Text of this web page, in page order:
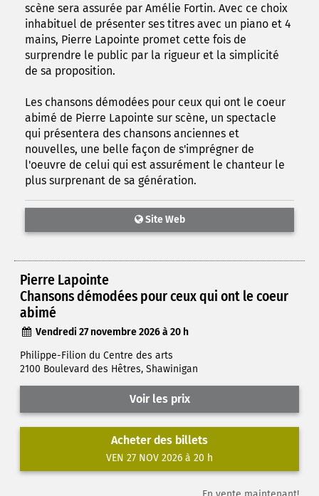
scène sera assurée par Amélie Fortin. Avec ce choix
inhabituel de présenter ses titres avec un piano et 4
mains, Pierre Lapointe promet cette fois de
surprendre le public par la rigueur et la simplicité
de sa proposition.
Les chansons démodées pour ceux qui ont le coeur
abimé de Pierre Lapointe sur scène, un spectacle
qui présentera des chansons anciennes et
nouvelles, une belle façon de s'imprégner de
l'oeuvre de celui qui est assurément le chanteur le
plus surprenant de sa génération.
Site Web
Pierre Lapointe
Chansons démodées pour ceux qui ont le coeur
abimé
Vendredi 27 novembre 2026 à 20 h
Philippe-Filion du Centre des arts
2100 Boulevard des Hêtres, Shawinigan
Voir les prix
Acheter des billets
VEN 27 NOV 2026 à 20 h